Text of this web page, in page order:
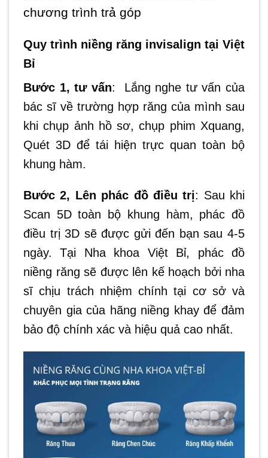
chương trình trả góp
Quy trình niềng răng invisalign tại Việt
Bỉ
Bước 1, tư vấn: Lắng nghe tư vấn của
bác sĩ về trường hợp răng của mình sau
khi chụp ảnh hồ sơ, chụp phim Xquang,
Quét 3D để tái hiện trực quan toàn bộ
khung hàm.
Bước 2, Lên phác đồ điều trị: Sau khi
Scan 5D toàn bộ khung hàm, phác đồ
điều trị 3D sẽ được gửi đến bạn sau 4-5
ngày. Tại Nha khoa Việt Bỉ, phác đồ
niềng răng sẽ được lên kế hoạch bởi nha
sĩ chịu trách nhiệm chính tại cơ sở và
chuyên gia của hãng niềng khay để đảm
bảo độ chính xác và hiệu quả cao nhất.